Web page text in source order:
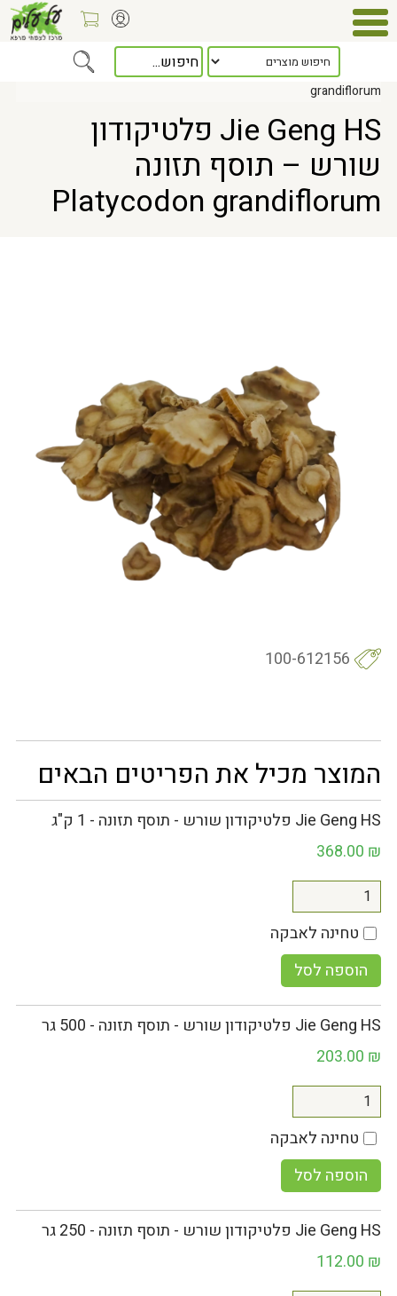
Home
> Jie Geng HS פלטיקודון שורש – תוסף תזונה Platycodon
grandiflorum
Jie Geng HS פלטיקודון
שורש – תוסף תזונה
Platycodon grandiflorum
100-612156
המוצר מכיל את הפריטים הבאים
Jie Geng HS פלטיקודון שורש - תוסף תזונה - 1 ק"ג
368.00 ₪
טחינה לאבקה
הוספה לסל
Jie Geng HS פלטיקודון שורש - תוסף תזונה - 500 גר
203.00 ₪
טחינה לאבקה
הוספה לסל
Jie Geng HS פלטיקודון שורש - תוסף תזונה - 250 גר
112.00 ₪